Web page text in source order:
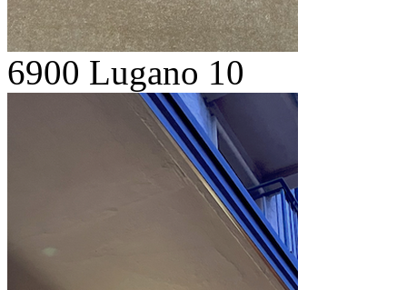
6900 Lugano 10